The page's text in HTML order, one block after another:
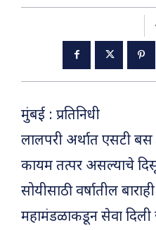
मुंबई : प्रतिनिधी
लालपरी अर्थात एसटी बस
कायम तत्पर असल्याचे
सोयीसाठी वर्षातील
महामंडळाकडून सेवा दिली